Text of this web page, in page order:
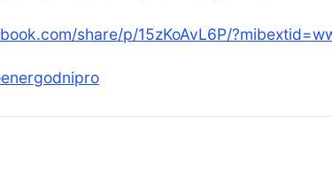
share/p/15zKoAvL6P/